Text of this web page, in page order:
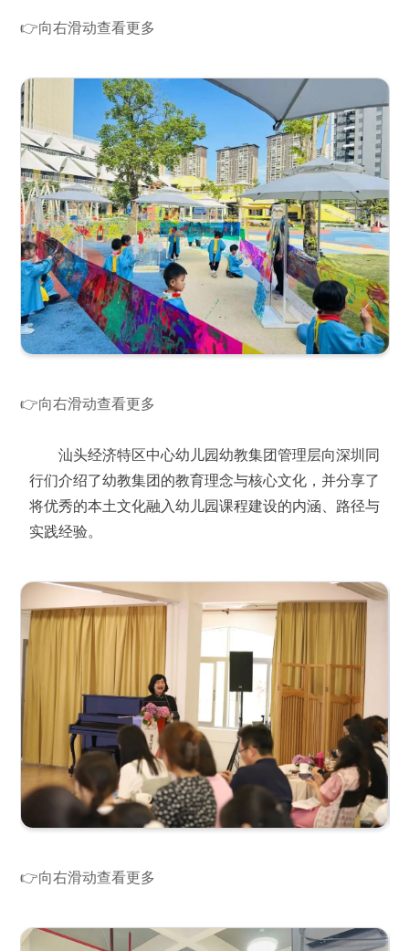
👉向右滑动查看更多
👉向右滑动查看更多
汕头经济特区中心幼儿园幼教集团管理层向深圳同
行们介绍了幼教集团的教育理念与核心文化，并分享了
将优秀的本土文化融入幼儿园课程建设的内涵、路径与
实践经验。
👉向右滑动查看更多